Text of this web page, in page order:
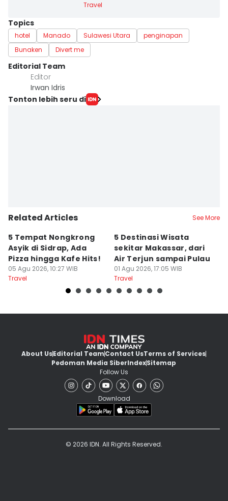
Travel
Topics
hotel Manado Sulawesi Utara
penginapan
Bunaken
Divert me
Editorial Team
Editor
Irwan Idris
Tonton lebih seru di
Related Articles See More
5 Tempat Nongkrong
Asyik di Sidrap, Ada
Pizza hingga Kafe Hits!
05 Agu 2026, 10:27 WIB
Travel
5 Destinasi Wisata
sekitar Makassar, dari
Air Terjun sampai Pulau
01 Agu 2026, 17:05 WIB
Travel
About UsEditorial TeamContact UsTerms of Services
Pedoman Media SiberIndexSitemap
Follow Us
Download
© 2026 IDN. All Rights Reserved.